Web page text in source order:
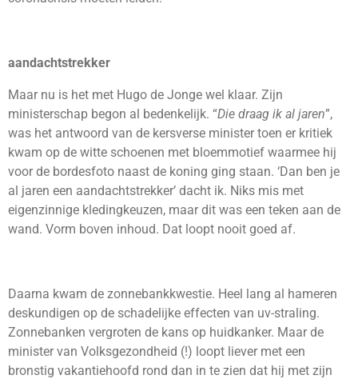
aandachtstrekker
Maar nu is het met Hugo de Jonge wel klaar. Zijn
ministerschap begon al bedenkelijk. “Die draag ik al jaren”,
was het antwoord van de kersverse minister toen er kritiek
kwam op de witte schoenen met bloemmotief waarmee hij
voor de bordesfoto naast de koning ging staan. ‘Dan ben je
al jaren een aandachtstrekker’ dacht ik. Niks mis met
eigenzinnige kledingkeuzen, maar dit was een teken aan de
wand. Vorm boven inhoud. Dat loopt nooit goed af.
Daarna kwam de zonnebankkwestie. Heel lang al hameren
deskundigen op de schadelijke effecten van uv-straling.
Zonnebanken vergroten de kans op huidkanker. Maar de
minister van Volksgezondheid (!) loopt liever met een
bronstig vakantiehoofd rond dan in te zien dat hij met zijn